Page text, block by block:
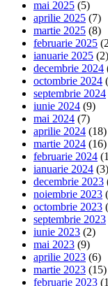
mai 2025 (5)
aprilie 2025 (7)
martie 2025 (8)
februarie 2025
ianuarie 2025 (2)
decembrie 2024
octombrie 2024
septembrie 2024
iunie 2024 (9)
mai 2024 (7)
aprilie 2024 (18)
martie 2024 (16)
februarie 2024
ianuarie 2024 (3)
decembrie 2023
noiembrie 2023
octombrie 2023
septembrie 2023
iunie 2023 (2)
mai 2023 (9)
aprilie 2023 (6)
martie 2023 (15)
februarie 2023